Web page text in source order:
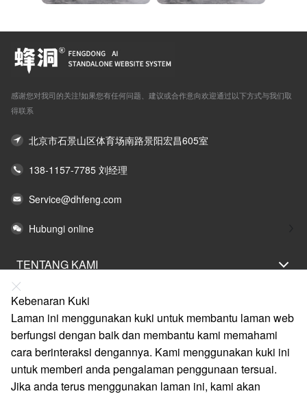
感谢您对我司的关注!如果您有任何问题、建议或合作意向欢迎通过以下方式与我们取
得联系
北京市石景山区体育场南路景阳宏昌605室
138-1157-7785 刘经理
Service@dhfeng.com
Hubungi online
TENTANG KAMI
PERNYATAAN UNDANG-UNDANG
BANTUAN
LAYANAN
PAUTAN
Kebenaran Kuki
Laman ini menggunakan kuki untuk membantu laman web
berfungsi dengan baik dan membantu kami memahami
cara berinteraksi dengannya. Kami menggunakan kuki ini
untuk memberi anda pengalaman penggunaan tersuai.
Jika anda terus menggunakan laman ini, kami akan